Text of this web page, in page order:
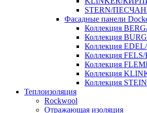
STERN/
Фасадные панели
Коллекция
Коллекция
Коллекция
Коллекция
Коллекция
Коллекция
Коллекция
Теплоизоляция
Rockwool
Отражающая изоляция